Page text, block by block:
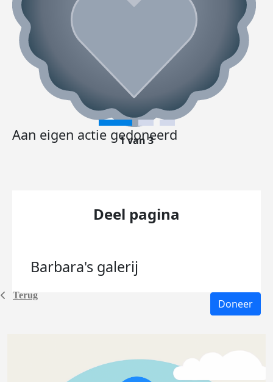
Terug
Aan eigen actie gedoneerd
1 van 3
Deel pagina
Barbara's galerij
Doneer